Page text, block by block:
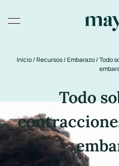
Inicio/Recursos/Embarazo/Todo
Todo